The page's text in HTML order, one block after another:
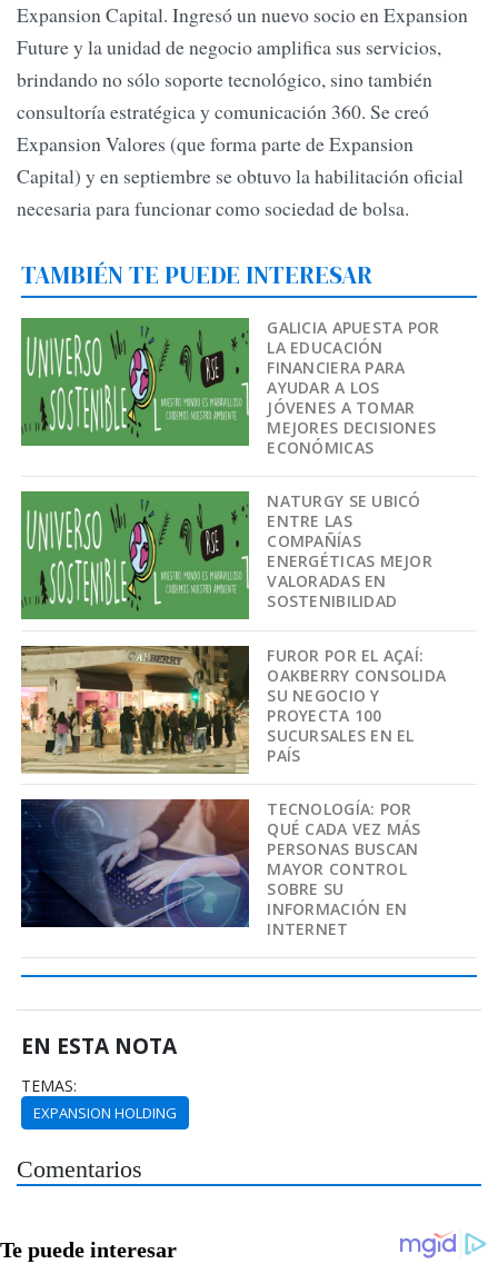
Expansion Capital. Ingresó un nuevo socio en Expansion
Future y la unidad de negocio amplifica sus servicios,
brindando no sólo soporte tecnológico, sino también
consultoría estratégica y comunicación 360. Se creó
Expansion Valores (que forma parte de Expansion
Capital) y en septiembre se obtuvo la habilitación oficial
necesaria para funcionar como sociedad de bolsa.
TAMBIÉN TE PUEDE INTERESAR
GALICIA APUESTA POR
LA EDUCACIÓN
FINANCIERA PARA
AYUDAR A LOS
JÓVENES A TOMAR
MEJORES DECISIONES
ECONÓMICAS
NATURGY SE UBICÓ
ENTRE LAS
COMPAÑÍAS
ENERGÉTICAS MEJOR
VALORADAS EN
SOSTENIBILIDAD
FUROR POR EL AÇAÍ:
OAKBERRY CONSOLIDA
SU NEGOCIO Y
PROYECTA 100
SUCURSALES EN EL
PAÍS
TECNOLOGÍA: POR
QUÉ CADA VEZ MÁS
PERSONAS BUSCAN
MAYOR CONTROL
SOBRE SU
INFORMACIÓN EN
INTERNET
EN ESTA NOTA
TEMAS:
EXPANSION HOLDING
Comentarios